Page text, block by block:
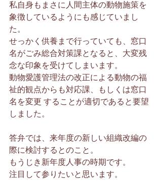
私自身もまさに人間主体の動物施策を
象徴しているようにも感じていまし
た。
せっかく供養まで行っていても、窓口
名がごみ総合対策課となると、大変残
念な印象を受けてしまいます。
動物愛護管理法の改正による動物の福
祉的観点からも対応課、もしくは窓口
名を変更 することが適切であると要望
しました。
答弁では、来年度の新しい組織改編の
際に検討するとのこと。
もうじき新年度人事の時期です。
注目して参りたいと思います。